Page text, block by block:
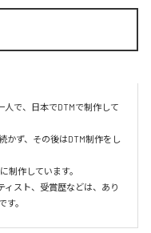
人で、日本でDTMで制作して
かず、その後はDTM制作をし
制作しています。
ィスト、受賞歴などは、あり
す。